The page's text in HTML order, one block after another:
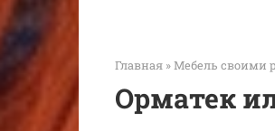
Главная »Мебель своими
Орматек